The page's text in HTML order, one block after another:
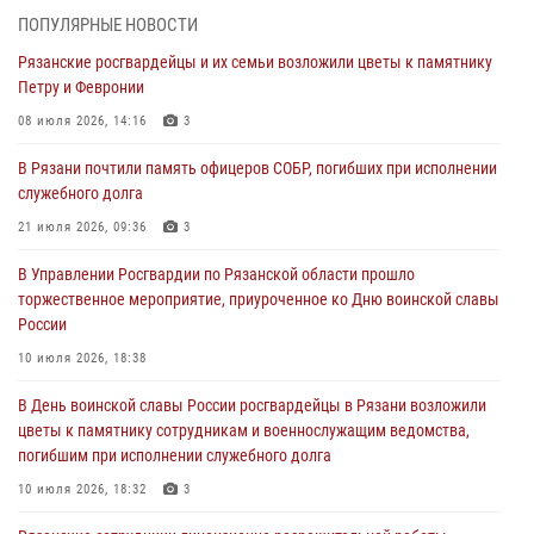
27 июля 2026, 15:26
Офицер вневедомственной охраны в эфире «Радио России - Рязань»
рассказал о службе во вневедомственной охране
23 июля 2026, 09:02
В Рязани почтили память офицеров СОБР, погибших при исполнении
служебного долга
21 июля 2026, 09:36 3
Рязанские сотрудники лицензионно-разрешительной работы
Росгвардии подвели результаты за 6 месяцев 2026 года (видео)
подразделений за первое полугодие 2026 года
16 июля 2026, 11:36 2
ПОПУЛЯРНЫЕ НОВОСТИ
Рязанские росгвардейцы и их семьи возложили цветы к памятнику
Петру и Февронии
08 июля 2026, 14:16 3
В Рязани почтили память офицеров СОБР, погибших при исполнении
служебного долга
21 июля 2026, 09:36 3
В Управлении Росгвардии по Рязанской области прошло
торжественное мероприятие, приуроченное ко Дню воинской славы
России
10 июля 2026, 18:38
В День воинской славы России росгвардейцы в Рязани возложили
цветы к памятнику сотрудникам и военнослужащим ведомства,
погибшим при исполнении служебного долга
10 июля 2026, 18:32 3